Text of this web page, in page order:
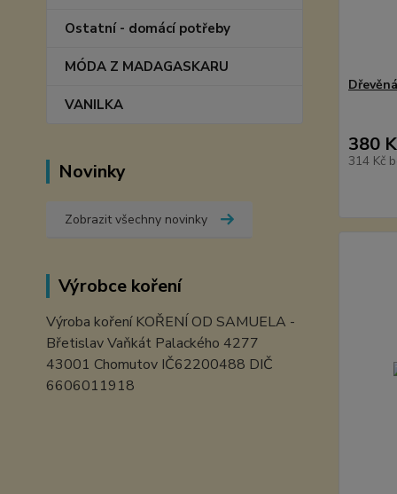
Ostatní - domácí potřeby
MÓDA Z MADAGASKARU
VANILKA
Novinky
Zobrazit všechny novinky
Výrobce koření
Výroba koření KOŘENÍ OD SAMUELA -
Břetislav Vaňkát Palackého 4277
43001 Chomutov IČ62200488 DIČ
6606011918
380
314 Kč